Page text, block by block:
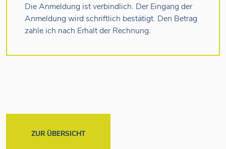
Die Anmeldung ist verbindlich. Der Eingang der
Anmeldung wird schriftlich bestätigt. Den Betrag
zahle ich nach Erhalt der Rechnung.
ZUR ÜBERSICHT